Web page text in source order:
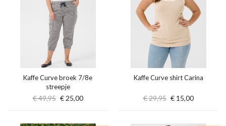
Kaffe Curve broek 7/8e
streepje
€ 49,95 € 25,00
Kaffe Curve shirt Carina
€ 29,95 € 15,00